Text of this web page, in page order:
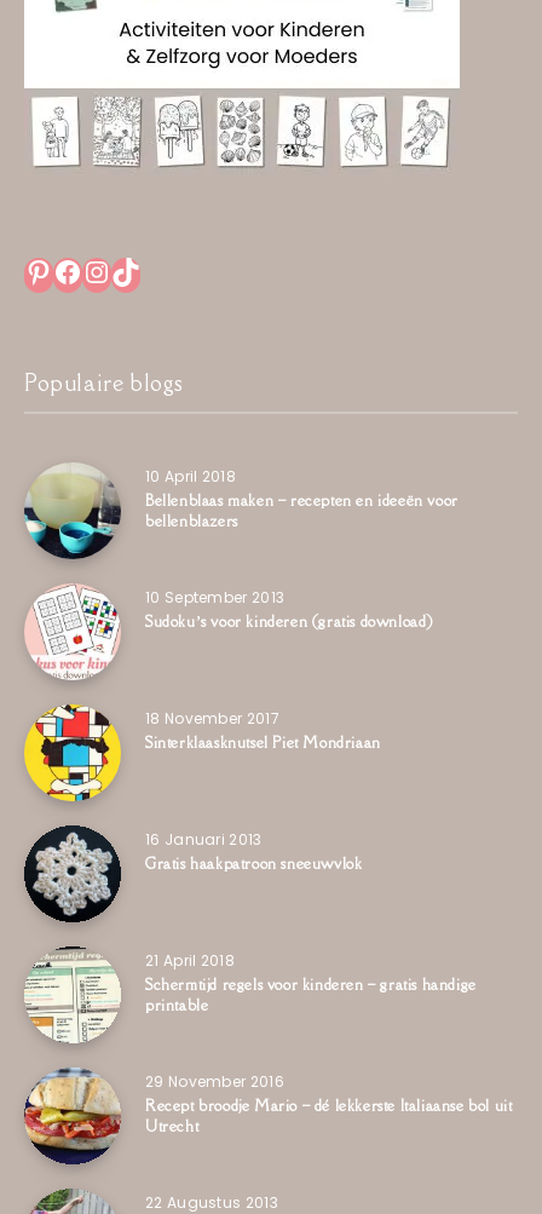
Pinterest
Facebook
Instagram
TikTok
Populaire blogs
10 April 2018
Bellenblaas maken – recepten en ideeën voor
bellenblazers
10 September 2013
Sudoku’s voor kinderen (gratis download)
18 November 2017
Sinterklaasknutsel Piet Mondriaan
16 Januari 2013
Gratis haakpatroon sneeuwvlok
21 April 2018
Schermtijd regels voor kinderen – gratis handige
printable
29 November 2016
Recept broodje Mario – dé lekkerste Italiaanse bol uit
Utrecht
22 Augustus 2013